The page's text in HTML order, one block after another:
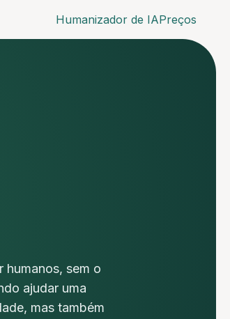
Humanizador de IAPreços
humanos, sem o
ajudar uma
mas também